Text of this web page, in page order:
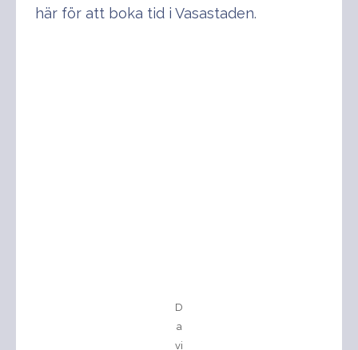
här för att boka tid i Vasastaden.
D
a
vi